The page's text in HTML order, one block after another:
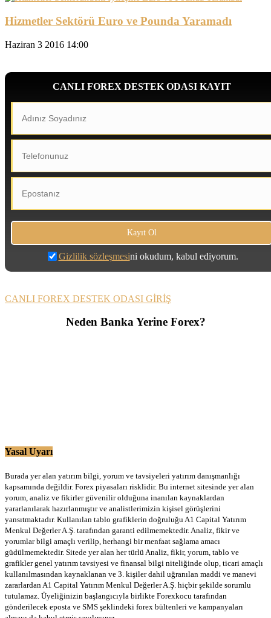
Hizmetler Sektörü Euro ve Pounda Yaramadı
Haziran 3 2016 14:00
CANLI FOREX DESTEK ODASI KAYIT
Gizlilik sözleşmesini okudum, kabul ediyorum.
CANLI FOREX DESTEK ODASI GİRİŞ
Neden Banka Yerine Forex?
Yasal Uyarı
Burada yer alan yatırım bilgi, yorum ve tavsiyeleri yatırım danışmanlığı
kapsamında değildir. Forex piyasaları risklidir. Bu internet sitesinde yer alan
yorum, analiz ve fikirler güvenilir olduğuna inanılan kaynaklardan
yararlanılarak hazırlanmıştır ve analistlerimizin kişisel görüşlerini
yansıtmaktadır. Kullanılan tablo grafiklerin doğruluğu A1 Capital Yatırım
Menkul Değerler A.Ş. tarafından garanti edilmemektedir. Analiz, fikir ve
yorumlar bilgi amaçlı verilip, herhangi bir menfaat sağlama amacı
güdülmemektedir. Sitede yer alan her türlü Analiz, fikir, yorum, tablo ve
grafikler genel yatırım tavsiyesi ve finansal bilgi niteliğinde olup, ticari amaçlı
kullanılmasından kaynaklanan ve 3. kişiler dahil uğranılan maddi ve manevi
zararlardan A1 Capital Yatırım Menkul Değerler A.Ş. hiçbir şekilde sorumlu
tutulamaz. Üyeliğinizin başlangıcıyla birlikte Forexkocu tarafından
gönderilecek eposta ve SMS şeklindeki forex bültenleri ve kampanyaları